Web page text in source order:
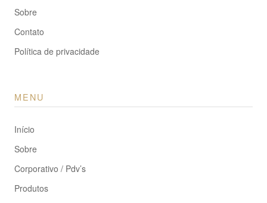
Sobre
Contato
Política de privacidade
MENU
Início
Sobre
Corporativo / Pdv’s
Produtos